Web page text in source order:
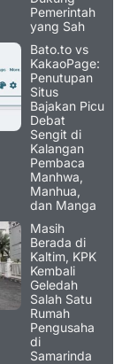
Pemerintah
yang Sah
Bato.to vs
KakaoPage:
Penutupan
Situs
Bajakan Picu
Debat
Sengit di
Kalangan
Pembaca
Manhwa,
Manhua,
dan Manga
Masih
Berada di
Kaltim, KPK
Kembali
Geledah
Salah Satu
Rumah
Pengusaha
di
Samarinda